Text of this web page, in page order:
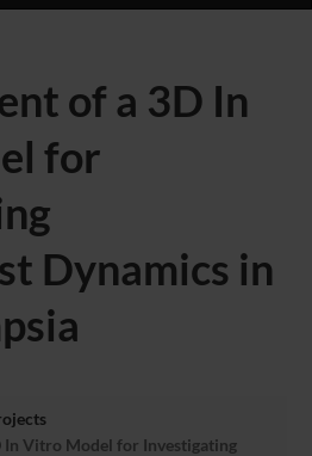
of a 3D In
for
Dynamics in
In Vitro Model for Investigating